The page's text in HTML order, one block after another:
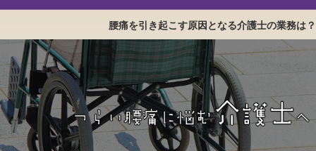
腰痛を引き起こす原因となる介護士の業務は？